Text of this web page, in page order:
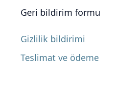
Geri bildirim formu
Gizlilik bildirimi
Teslimat ve ödeme